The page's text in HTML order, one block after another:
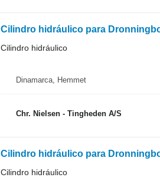
Cilindro hidráulico para
Cilindro hidráulico
Dinamarca, Hemmet
Chr. Nielsen - Tingheden A/S
Cilindro hidráulico para
Cilindro hidráulico